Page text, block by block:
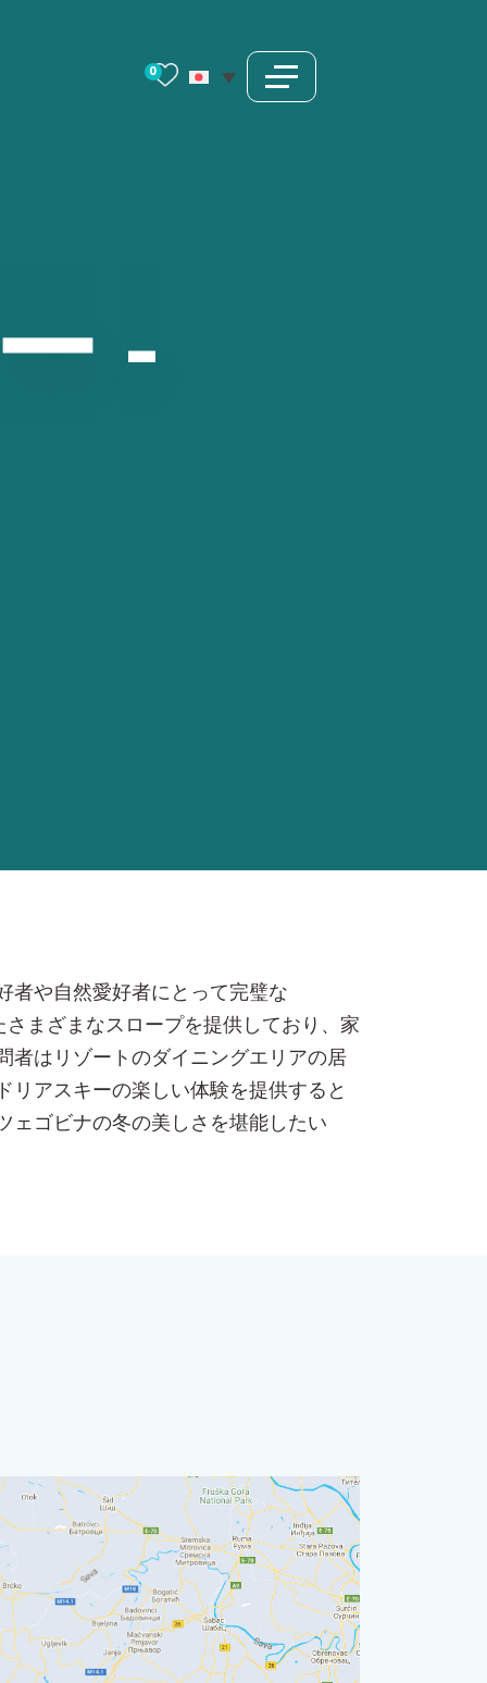
0
-
者や自然愛好者にとって完璧な
まざまなスロープを提供しており、家
者はリゾートのダイニングエリアの居
アスキーの楽しい体験を提供すると
ェゴビナの冬の美しさを堪能したい